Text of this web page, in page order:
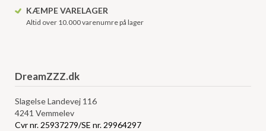
KÆMPE VARELAGER
Altid over 10.000 varenumre på lager
DreamZZZ.dk
Slagelse Landevej 116
4241 Vemmelev
Cvr nr. 25937279/SE nr. 29964297